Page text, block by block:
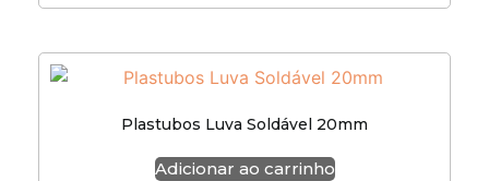
Plastubos Luva Soldável 20mm
Adicionar ao carrinho